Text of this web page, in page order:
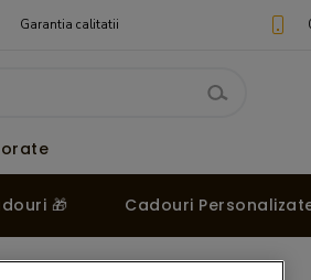
Garantia calitatii
🎁 Cadouri